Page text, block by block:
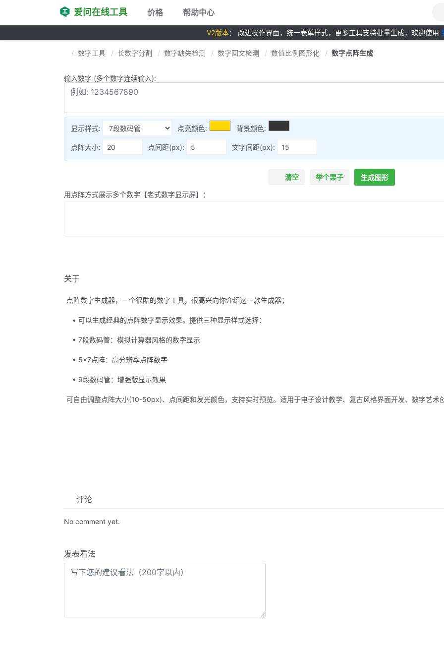
爱问在线工具 价格 帮助中心
V2版本： 改进操作界面，统一表单样式，更多工具支持批量生成，欢迎使用
数字工具 长数字分割 数字缺失检测 数字回文检测 数值比例图形化 数字点阵生成
输入数字 (多个数字连续输入):
显示样式: 点亮颜色: 背景颜色:
点阵大小: 点间距(px): 文字间距(px):
清空 举个栗子
生成图形
用点阵方式展示多个数字【老式数字显示屏】：
关于
点阵数字生成器，一个很酷的数字工具，很高兴向你介绍这一款生成器；
• 可以生成经典的点阵数字显示效果。提供三种显示样式选择：
• 7段数码管：模拟计算器风格的数字显示
• 5×7点阵：高分辨率点阵数字
• 9段数码管：增强版显示效果
可自由调整点阵大小(10-50px)、点间距和发光颜色，支持实时预览。适用于电子设计教学、复古风格界面开发、数字艺术
评论
No comment yet.
发表看法